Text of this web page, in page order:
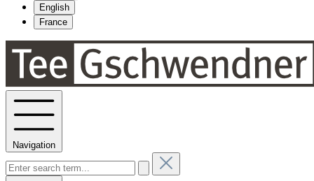
English
France
Navigation